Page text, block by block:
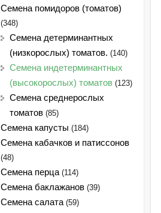
Семена помидоров (томатов)
(348)
Семена детерминантных
(низкорослых) томатов. (140)
Семена индетерминантных
(высокорослых) томатов (123)
Семена среднерослых
томатов (85)
Семена капусты (184)
Семена кабачков и патиссонов
(48)
Семена перца (114)
Семена баклажанов (39)
Семена салата (59)